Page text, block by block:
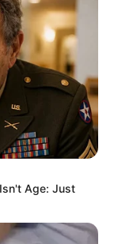
kártya,
Age: Just